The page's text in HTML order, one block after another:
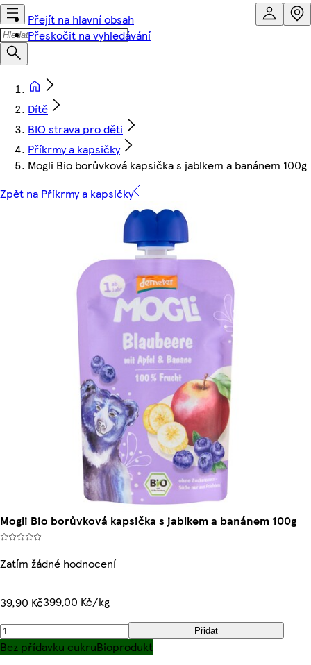
Přejít na hlavní obsah
Přeskočit na vyhledávání
Dítě
BIO strava pro děti
Příkrmy a kapsičky
Mogli Bio borůvková kapsička s jablkem a banánem 100g
Zpět na Příkrmy a kapsičky
Mogli Bio borůvková kapsička s jablkem a banánem 100g
Zatím žádné hodnocení
39,90 Kč399,00 Kč/kg
Přidat
Bez přídavku cukruBioprodukt